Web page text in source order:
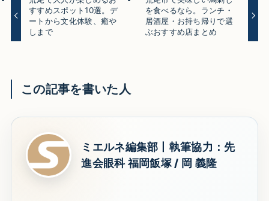
すすめスポット10選。デ
ートから文化体験、癒や
しまで
を食べるなら。ランチ・
居酒屋・お持ち帰りで選
ぶおすすめ店まとめ
この記事を書いた人
ミエルネ編集部丨執筆協力：先
進会眼科 福岡飯塚 / 岡 義隆